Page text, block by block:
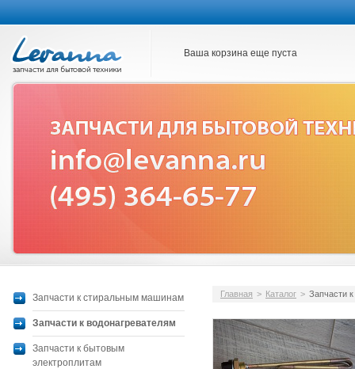
Ваша корзина еще пуста
Запчасти к стиральным машинам
Запчасти к водонагревателям
Запчасти к бытовым
электроплитам
Главная > Каталог > Запчасти